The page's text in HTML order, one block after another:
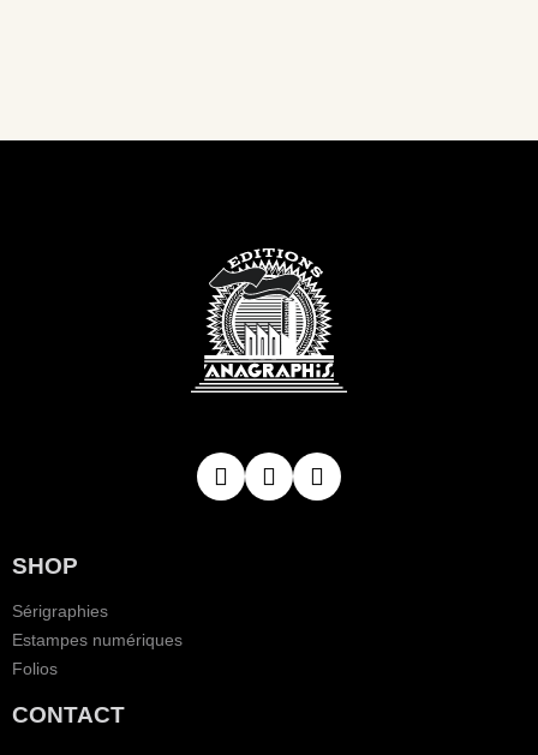
SHOP
Sérigraphies
Estampes numériques
Folios
CONTACT